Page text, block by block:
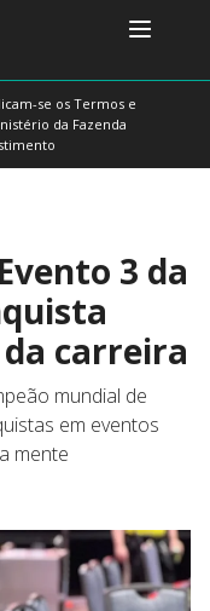
se os Termos e
da Fazenda
3 da
carreira
mundial de
em eventos
mente